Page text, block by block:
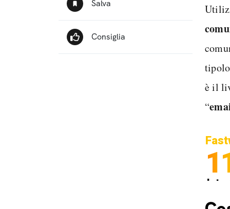
è il
“